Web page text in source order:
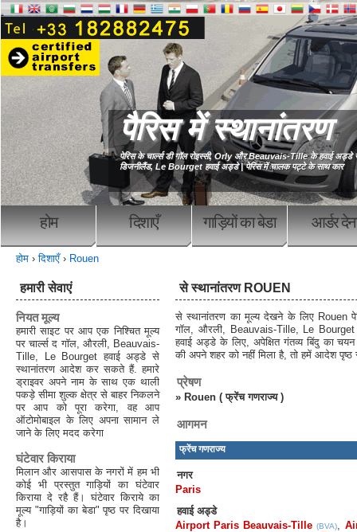
पैरिस में स्थानांतरण
पेरिस के चार्ल्स डी गॉल रोइस्सी, Orly और Beauvais-Tille के हवाई अड्डे
डिजनीलैंड, Le Bourget हवाई अड्डे | पेरिस में चालक पट्टे के साथ कार
होम दिशाएँ गाड़ियों का बेडा आर्डर
होम ›दिशाएँ› Rouen
से स्थानांतरण ROUEN
से स्थानांतरण का मूल्य देखने के लिए Rouen
गॉल, औरली, Beauvais-Tille, Le
हवाई अड्डे के लिए, अपेक्षित गंतव्य बिंदु का
की अपने शहर को नहीं मिला है, तो हमें आदेश
प्रेषण
» Rouen ( फ्रेंच गणराज्य )
आगमन
फ्रेंच गणराज्य
नगर
Paris
हवाई अड्डे
Airport Paris Beauvais-Tille (BVA),
हमारी सेवाएं
नियत मूल्य
हमारी साइट पर आप एक निश्चित मूल्य
पर चार्ल्स द गॉल, औरली, Beauvais-
Tille, Le Bourget हवाई अड्डे से
स्थानांतरण आदेश कर सकते हैं. हमारे
ड्राइवर अपने नाम के साथ एक थाली
पकड़े सीमा शुल्क क्षेत्र से बाहर निकलने
पर आप को पूरा करेगा, वह आप
ऑटोमोबाइल के लिए अपना सामान ले
जाने के लिए मदद करेगा
घंटेवार किराया
मिलान और आसपास के नगरों में हम भी
कोई भी प्रस्तुत गाड़ियों का घंटेवार
किराया दे रहै हैं। घंटेवार किराये का
मूल्य "गाड़ियों का बेडा" पृष्ठ पर दिखाया
है।